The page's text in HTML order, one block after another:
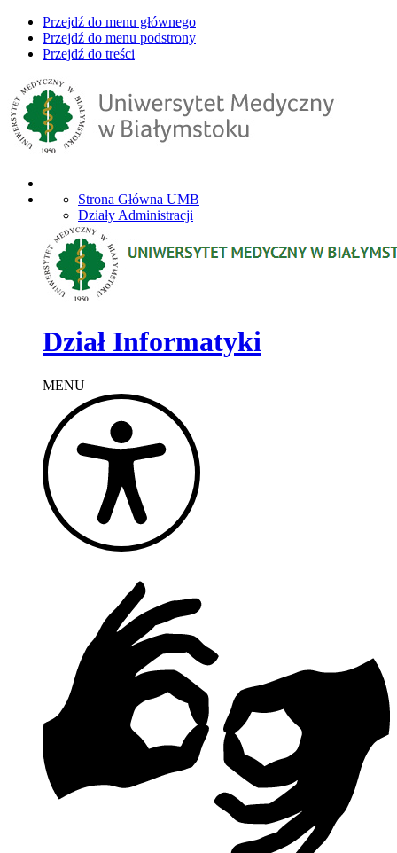
Przejdź do menu głównego
Przejdź do menu podstrony
Przejdź do treści
Strona Główna UMB
Działy Administracji
Dział Informatyki
MENU